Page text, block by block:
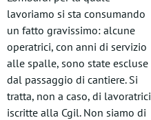
lavoriamo si sta consumando
un fatto gravissimo: alcune
operatrici, con anni di servizio
alle spalle, sono state escluse
dal passaggio di cantiere. Si
tratta, non a caso, di lavoratrici
iscritte alla Cgil. Non siamo di